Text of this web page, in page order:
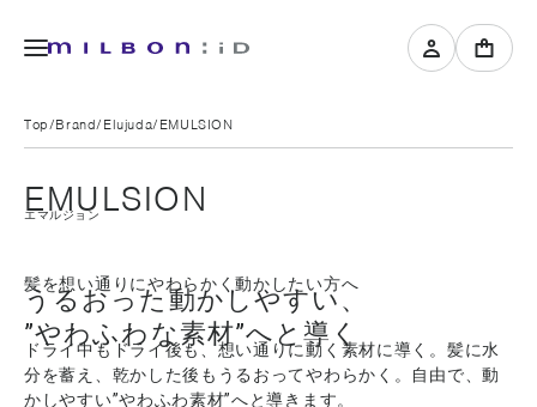
Top Brand Elujuda EMULSION
EMULSION
エマルジョン
髪を想い通りにやわらかく動かしたい方へ
うるおった動かしやすい、
”やわふわな素材”へと導く
ドライ中もドライ後も、想い通りに動く素材に導く。髪に水
分を蓄え、乾かした後もうるおってやわらかく。自由で、動
かしやすい”やわふわ素材”へと導きます。